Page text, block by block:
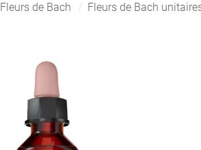
Fleurs de Bach Fleurs de Bach